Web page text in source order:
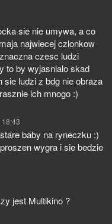
sie nie umywa, a co
najwiecej czlonkow
czesc ludzi
to by wyjasnialo skad
ludzi z bdg nie obraza
ich mnogo :)
baby na ryneczku :)
wygra i sie bedzie
jest Multikino ?